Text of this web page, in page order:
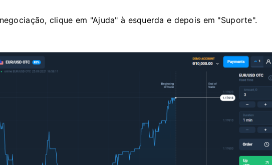
clique em "Ajuda" à esquerda e depois em "Suporte".